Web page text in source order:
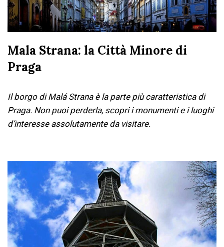
Mala Strana: la Città Minore di
Praga
Il borgo di Malá Strana è la parte più caratteristica di
Praga. Non puoi perderla, scopri i monumenti e i luoghi
d’interesse assolutamente da visitare.